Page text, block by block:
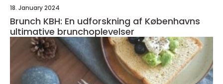
18. January 2024
Brunch KBH: En udforskning af Københavns
ultimative brunchoplevelser